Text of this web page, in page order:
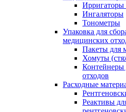
Ирригаторы
Ингаляторы
Тонометры
Упаковка для
медицинских
Пакеты для
Хомуты
Контейнеры
отходов
Расходные
Реактивы